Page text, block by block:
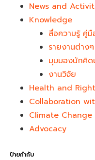
News and
Knowledge
สื่อความรู้ คู่
รายงานต่างๆ
มุมมองนักคิ
งานวิจัย
Health and
Collaboration
Climate
Advocacy
ป้ายกำกับ